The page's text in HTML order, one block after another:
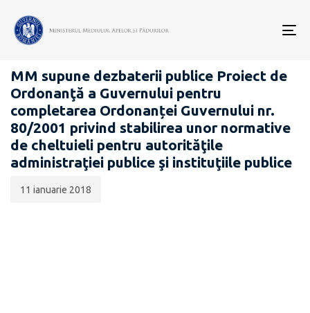
PROIECTE ACTE NORMATIVE
MM supune dezbaterii publice Proiect de
Ordonanţă a Guvernului pentru
completarea Ordonanței Guvernului nr.
80/2001 privind stabilirea unor normative
de cheltuieli pentru autorităţile
administraţiei publice şi instituţiile publice
publicării:
11 ianuarie 2018